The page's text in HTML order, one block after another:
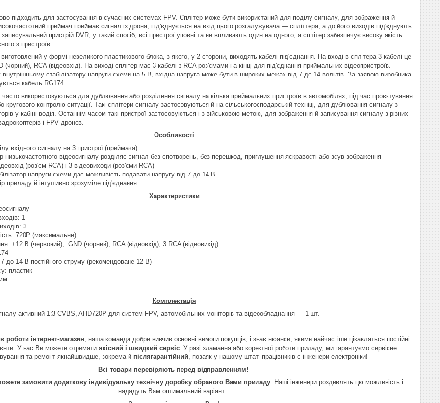
підходить для застосування в сучасних системах FPV. Сплітер може бути використаний для поділу сигналу, для зображення й
приймач приймає сигнал із дрона, під'єднується на вхід цього розгалужувача — спліттера, а до його виходів під'єднують
пристрій DVR , у такий спосіб, всі пристрої уповні та не впливають один на одного, а сплітер забезпечує високу якість
з пристроїв.
у формі невеликого пластикового блока, з якого, у 2 сторони, виходять кабелі під'єднання. На вході в сплітера 3 кабелі це
(чорний),
RCA (відеовхід). На виході сплітер має 3 кабелі з RCA роз'ємами на кінці для під'єднання приймальних відеопристроїв.
стабілізатору напруги схеми на 5 В, вхідна напруга може бути в широких межах від 7 до 14 вольтів. За заявою виробника
кабель RG174.
часто використовуються для дублювання або розділення сигналу на кілька приймальних пристроїв в автомобілях, під час проєктування
кругового контролю ситуації. Такі сплітери сигналу застосовуються й на сільськогосподарській техніці, для дублювання сигналу з
у кабіні водія. Останнім часом такі пристрої застосовуються і з військовою метою, для зображення й записування сигналу з різних
і FPV дронов.
Особливості
вхідного сигналу на 3 пристрої (приймача)
низькочастотного відеосигналу розділяє сигнал без спотворень, без перешкод, приглушення яскравості або зсув зображення
(роз'єм RCA) і 3 відеовиходи (роз'єми RCA)
напруги схеми дає можливість подавати напругу від 7 до 14 В
приладу й інтуїтивно зрозуміле під'єднання
Характеристики
1
3
720P (максимальне)
+12 В (червоний),
GND (чорний), RCA (відеовхід), 3 RCA (відеовихід)
7 до 14 В постійного струму (рекомендоване 12 В)
пластик
Комплектація
активний 1:3 CVBS AHD720P для систем FPV, автомобільних моніторів та відеообладнання — 1 шт.
роботи інтернет-магазин , наша команда добре вивчив основні вимоги покупців, і знає нюанси, якими найчастіше цікавляться постійні
У нас Ви можете отримати якісний і швидкий сервіс . У разі зламання або коректної роботи приладу, ми гарантуємо сервісне
та ремонт якнайшвидше, зокрема й післягарантійний , позаяк у нашому штаті працівників є інженери електроніки!
Всі товари перевіряють перед відправленням!
замовити додаткову індивідуальну технічну доробку обраного Вами приладу . Наші інженери роздивлять цю можливість і
нададуть Вам оптимальний варіант.